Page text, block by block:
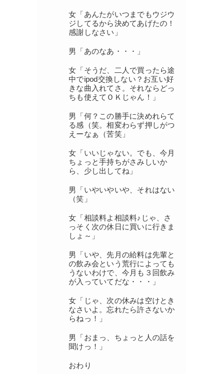
女「あんたがいつまでもウジウ
ジしてるから決めてあげたの！
感謝しなさい」
男「あのなあ・・・」
女「そうだ、二人で買ったら途
中でipod交換しない？お互い好
きな曲入れてさ。それならどっ
ちも使えてＯＫじゃん！」
男「何？この勝手に決めれらて
る感（笑。相変わらず押しがつ
えーなぁ（苦笑」
女「いいじゃない。でも、今月
ちょっと手持ちがさみしいか
ら、少し出してね」
男「いやいやいや、それはない
（笑」
女「相談料よ相談料♪じゃ、さ
っそく次の休日に買いに行きま
しょ～」
男「いや、先月の給料は先輩と
の飲み会という荒行によっても
うないわけで、今月も３回飲み
が入っていてだな・・・」
女「じゃ、次の休みは空けとき
なさいよ。忘れたら許さないか
らねっ！」
男「おまっ、ちょっと人の話を
聞けっ！」
おわり